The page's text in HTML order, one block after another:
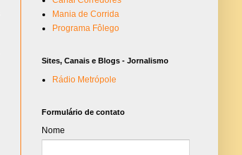
Mania de Corrida
Programa Fôlego
Sites, Canais e Blogs - Jornalismo
Rádio Metrópole
Formulário de contato
Nome